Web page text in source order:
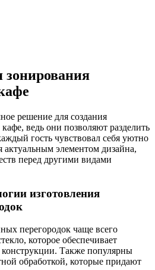
зонирования
решение для создания
ведь они позволяют разделить
гость чувствовал себя уютно
элементом дизайна,
перед другими видами
изготовления
перегородок чаще всего
которое обеспечивает
конструкции. Также популярны
обработкой, которые придают